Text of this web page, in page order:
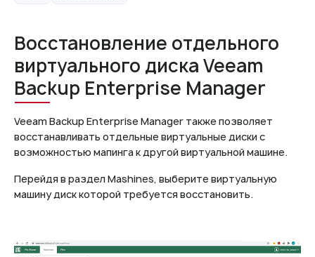
Восстановление отдельного
виртуального диска Veeam
Backup Enterprise Manager
Veeam Backup Enterprise Manager также позволяет
восстанавливать отдельные виртуальные диски с
возможностью мапинга к другой виртуальной машине.
Перейдя в раздел Mashines, выберите виртуальную
машину диск которой требуется восстановить.